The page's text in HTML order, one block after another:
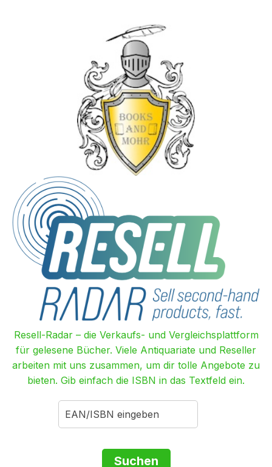
Resell-Radar – die Verkaufs- und Vergleichsplattform
für gelesene Bücher. Viele Antiquariate und Reseller
arbeiten mit uns zusammen, um dir tolle Angebote zu
bieten. Gib einfach die ISBN in das Textfeld ein.